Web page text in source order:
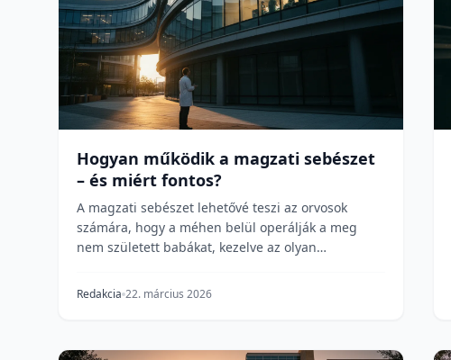
Hogyan működik a magzati sebészet
– és miért fontos?
A magzati sebészet lehetővé teszi az orvosok
számára, hogy a méhen belül operálják a meg
nem született babákat, kezelve az olyan
Redakcia 22. március 2026